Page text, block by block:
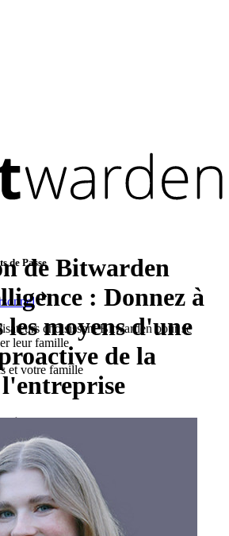
de Passe
choisissent Bitwarden pour se
leur famille
et votre famille
choisissent Bitwarden pour
de Bitwarden
: Donnez à
les moyens d'une
de la